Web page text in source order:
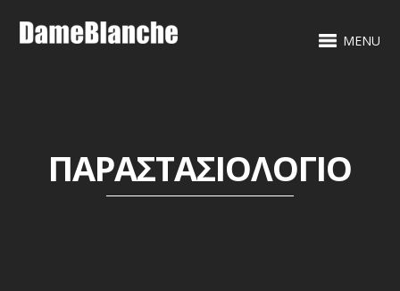
MENU
ΠΑΡΑΣΤΑΣΙΟΛΟΓΙΟ